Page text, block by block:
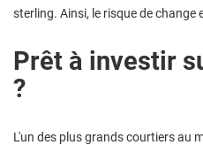
sterling. Ainsi, le risque de change
Prêt à investir
?
L'un des plus grands courtiers au